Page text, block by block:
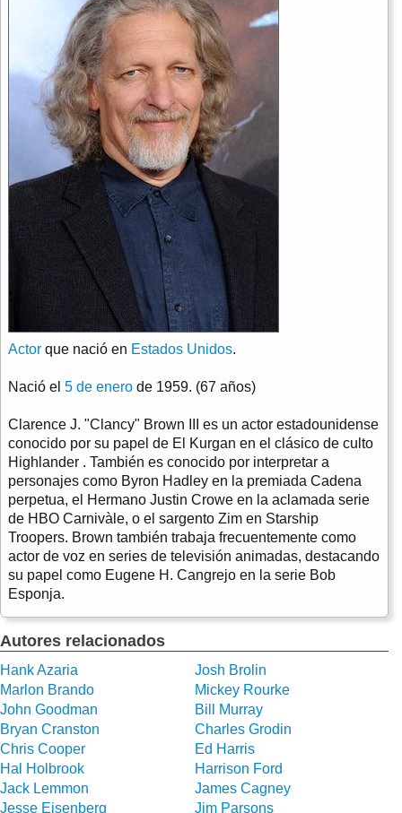
Actor que nació en Estados Unidos.
Nació el 5 de enero de 1959. (67 años)
Clarence J. "Clancy" Brown III es un actor estadounidense
conocido por su papel de El Kurgan en el clásico de culto
Highlander . También es conocido por interpretar a
personajes como Byron Hadley en la premiada Cadena
perpetua, el Hermano Justin Crowe en la aclamada serie
de HBO Carnivàle, o el sargento Zim en Starship
Troopers. Brown también trabaja frecuentemente como
actor de voz en series de televisión animadas, destacando
su papel como Eugene H. Cangrejo en la serie Bob
Esponja.
Autores relacionados
Hank Azaria
Josh Brolin
Marlon Brando
Mickey Rourke
John Goodman
Bill Murray
Bryan Cranston
Charles Grodin
Chris Cooper
Ed Harris
Hal Holbrook
Harrison Ford
Jack Lemmon
James Cagney
Jesse Eisenberg
Jim Parsons